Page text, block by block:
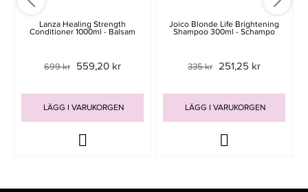
Lanza Healing Strength
Conditioner 1000ml - Balsam
699 kr 559,20 kr
LÄGG I VARUKORGEN
Joico Blonde Life Brightening
Shampoo 300ml - Schampo
335 kr 251,25 kr
LÄGG I VARUKORGEN